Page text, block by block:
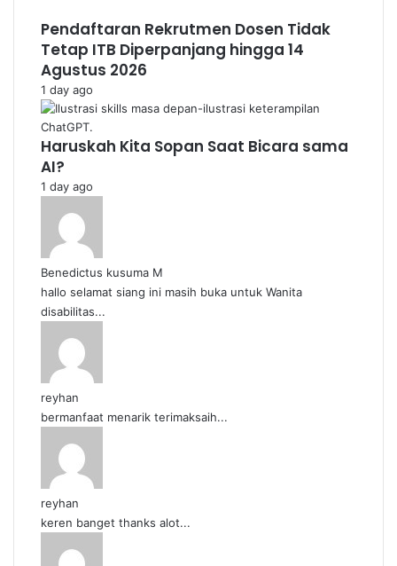
Pendaftaran Rekrutmen Dosen Tidak
Tetap ITB Diperpanjang hingga 14
Agustus 2026
1 day ago
Haruskah Kita Sopan Saat Bicara sama
AI?
1 day ago
Benedictus kusuma M
hallo selamat siang ini masih buka untuk Wanita
disabilitas...
reyhan
bermanfaat menarik terimaksaih...
reyhan
keren banget thanks alot...